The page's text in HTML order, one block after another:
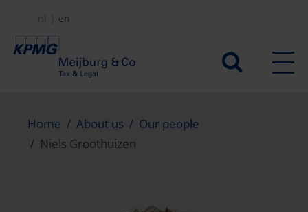
main
Secundair
nl en
Home About us
Our people
Niels Groothuizen